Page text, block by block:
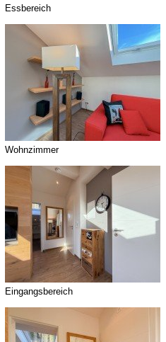
Essbereich
Wohnzimmer
Eingangsbereich